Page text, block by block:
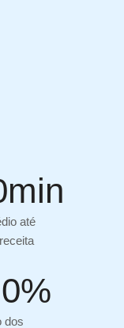
min
até
0%
dos